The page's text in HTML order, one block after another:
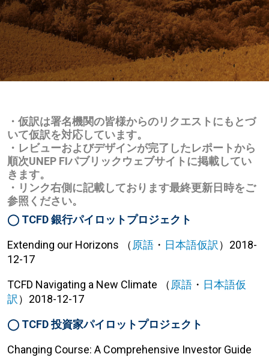
・仮訳は署名機関の皆様からのリクエストにもとづ
いて仮訳を対応しています。
・レビューおよびデザインが完了したレポートから
順次UNEP FIパブリックウェブサイトに掲載してい
きます。
・リンク右側に記載しております最終更新日時をご
参照ください。
◯ TCFD 銀行パイロットプロジェクト
Extending our Horizons （ 原語 ・ 日本語仮訳 ）2018-
12-17
TCFD Navigating a New Climate （ 原語 ・ 日本語仮
訳 ）2018-12-17
◯ TCFD 投資家パイロットプロジェクト
Changing Course: A Comprehensive Investor Guide